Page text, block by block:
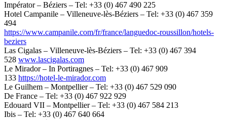
Impérator – Béziers – Tel: +33 (0) 467 490 225
Hotel Campanile – Villeneuve-lès-Béziers – Tel: +33 (0) 467 359
494
https://www.campanile.com/fr/france/languedoc-roussillon/hotels-
beziers
Las Cigalas – Villeneuve-lès-Béziers – Tel: +33 (0) 467 394
528 www.lascigalas.com
Le Mirador – In Portiragnes – Tel: +33 (0) 467 909
133 https://hotel-le-mirador.com
Le Guilhem – Montpellier – Tel: +33 (0) 467 529 090
De France – Tel: +33 (0) 467 922 929
Edouard VII – Montpellier – Tel: +33 (0) 467 584 213
Ibis – Tel: +33 (0) 467 640 664